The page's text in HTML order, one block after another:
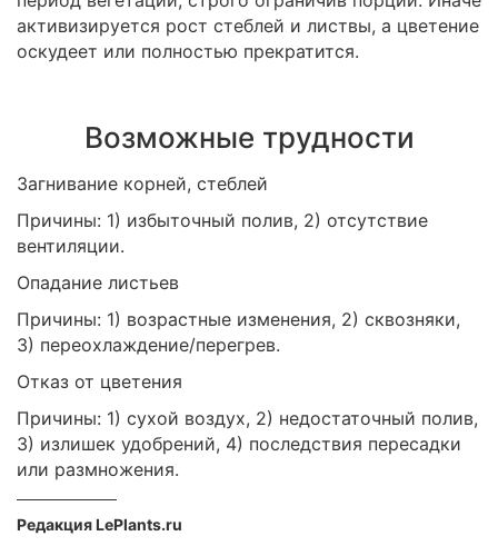
активизируется рост стеблей и листвы, а цветение
оскудеет или полностью прекратится.
Возможные трудности
Загнивание корней, стеблей
Причины: 1) избыточный полив, 2) отсутствие
вентиляции.
Опадание листьев
Причины: 1) возрастные изменения, 2) сквозняки,
3) переохлаждение/перегрев.
Отказ от цветения
Причины: 1) сухой воздух, 2) недостаточный полив,
3) излишек удобрений, 4) последствия пересадки
или размножения.
Редакция LePlants.ru